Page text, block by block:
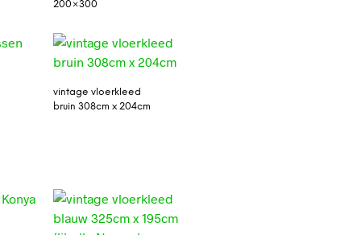
200×300
vintage vloerkleed
bruin 308cm x 204cm